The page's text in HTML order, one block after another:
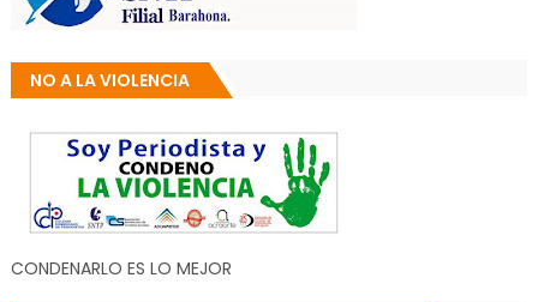
NO A LA VIOLENCIA
CONDENARLO ES LO MEJOR